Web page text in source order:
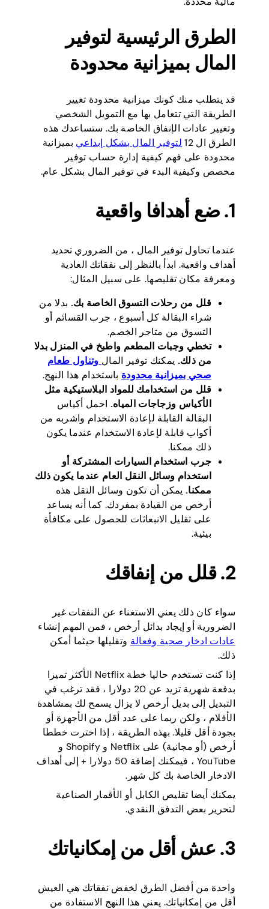
الطرق الرئيسية لتوفير
المال بميزانية محدودة
قد يتطلب منك كونك ميزانية محدودة تغيير
الطريقة التي تتعامل بها مع التمويل الشخصي
وتغيير عادات الإنفاق الخاصة بك. ستساعدك هذه
الطرق ال 12
لتوفير المال بشكل إبداعي بميزانية
محدودة على فهم كيفية إدارة حساب توفير
مخصص وكيفية البدء في توفير المال بشكل عام.
1. ضع أهدافا واقعية
عندما تحاول توفير المال ، من الضروري تحديد
أهداف واقعية. ابدأ بالنظر إلى نفقاتك العادية
ومعرفة مكان تقليصها. على سبيل المثال:
قلل من رحلات التسوق الخاصة بك. بدلا من
شراء البقالة كل أسبوع ، جرب القسائم أو
التسوق من متاجر الخصم.
تخطي وجبات المطعم واطبخ في المنزل بدلا
من ذلك. يمكنك توفير المال وتناول طعام
صحي بميزانية محدودة باستخدام هذا النهج.
قلل من استخدامك للمواد البلاستيكية مثل
الأكياس وزجاجات المياه. احمل أكياس
البقالة القابلة لإعادة الاستخدام واشربه من
أكواب قابلة لإعادة الاستخدام عندما يكون
ذلك ممكنا.
جرب استخدام السيارات المشتركة أو
استخدام وسائل النقل العام عندما يكون ذلك
ممكنا.يمكن أن تكون وسائل النقل هذه
أرخص من القيادة بمفردك. كما أنه يساعد
على تقليل الانبعاثات للحصول على مكافأة
بيئية.
2. قلل من إنفاقك
سواء كان ذلك يعني الاستغناء عن النفقات غير
الضرورية أو إيجاد بدائل أرخص ، فمن المهم إنشاء
عادات ادخار صحية وفعالة وتقليلها حيثما أمكن
ذلك.
إذا كنت تستخدم حاليا خطة Netflix الأكثر تميزا
بدفعة شهرية تزيد عن 20 دولارا ، فقد ترغب في
التبديل إلى بديل أرخص لا يزال يسمح لك بمشاهدة
الأفلام ، ولكن ربما على عدد أقل من الأجهزة أو
بجودة أقل قليلا. بهذه الطريقة ، إذا اخترت خططا
أرخص (أو مجانية) على Netflix و Shopify و
YouTube ، فيمكنك إضافة 50 دولارا + إلى أهداف
الادخار الخاصة بك كل شهر.
يمكنك أيضا تقليص الكابل أو الأقمار الصناعية
لتحرير بعض التدفق النقدي.
3. عش أقل من إمكانياتك
واحدة من أفضل الطرق لخفض نفقاتك هي العيش
أقل من إمكانياتك. يعني هذا النهج الاستفادة من